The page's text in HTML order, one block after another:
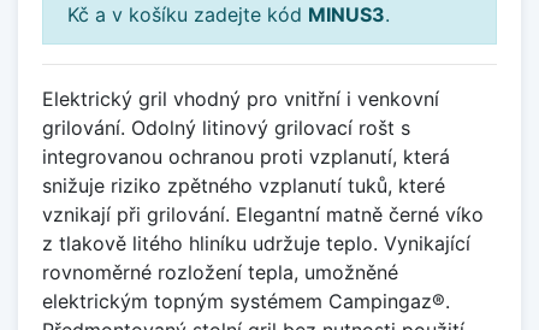
Kč a v košíku zadejte kód MINUS3.
Elektrický gril vhodný pro vnitřní i venkovní
grilování. Odolný litinový grilovací rošt s
integrovanou ochranou proti vzplanutí, která
snižuje riziko zpětného vzplanutí tuků, které
vznikají při grilování. Elegantní matně černé víko
z tlakově litého hliníku udržuje teplo. Vynikající
rovnoměrné rozložení tepla, umožněné
elektrickým topným systémem Campingaz®.